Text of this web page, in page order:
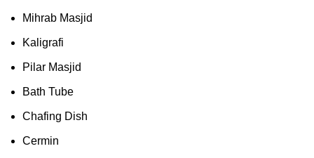
Mihrab Masjid
Kaligrafi
Pilar Masjid
Bath Tube
Chafing Dish
Cermin